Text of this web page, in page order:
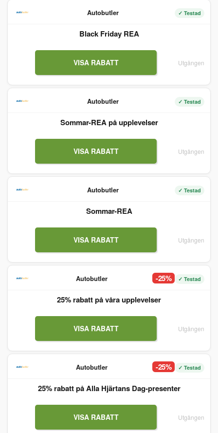
Autobutler ✓ Testad
Black Friday REA
VISA RABATT Utgången
Autobutler ✓ Testad
Sommar-REA på upplevelser
VISA RABATT Utgången
Autobutler ✓ Testad
Sommar-REA
VISA RABATT Utgången
Autobutler -25% ✓ Testad
25% rabatt på våra upplevelser
VISA RABATT Utgången
Autobutler -25% ✓ Testad
25% rabatt på Alla Hjärtans Dag-presenter
VISA RABATT Utgången